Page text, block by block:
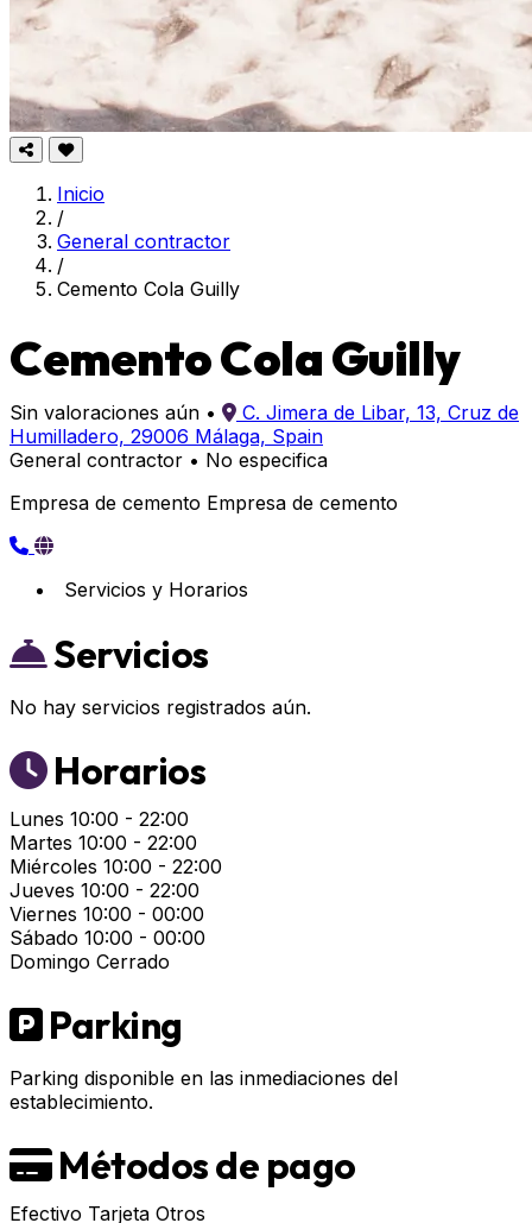
Inicio
/
General contractor
/
Cemento Cola Guilly
Cemento Cola Guilly
Sin valoraciones aún •
C. Jimera de Libar, 13, Cruz de
Humilladero, 29006 Málaga, Spain
General contractor • No especifica
Empresa de cemento Empresa de cemento
Servicios y Horarios
Servicios
No hay servicios registrados aún.
Horarios
Lunes 10:00 - 22:00
Martes 10:00 - 22:00
Miércoles 10:00 - 22:00
Jueves 10:00 - 22:00
Viernes 10:00 - 00:00
Sábado 10:00 - 00:00
Domingo Cerrado
Parking
Parking disponible en las inmediaciones del
establecimiento.
Métodos de pago
Efectivo Tarjeta Otros